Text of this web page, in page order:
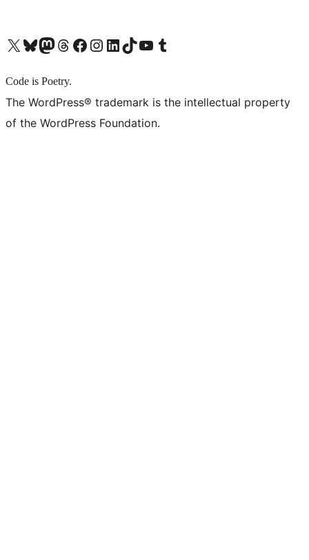
X (旧 Twitter) アカウントへBluesky アカウントへMastodon アカウントへThreads アカウントへ Facebook ページへInstagram アカウントへ LinkedIn アカウントへTikTok アカウントへYouTube チャンネルへ Tumblr アカウントへ
Code is Poetry.
The WordPress® trademark is the intellectual property
of the WordPress Foundation.